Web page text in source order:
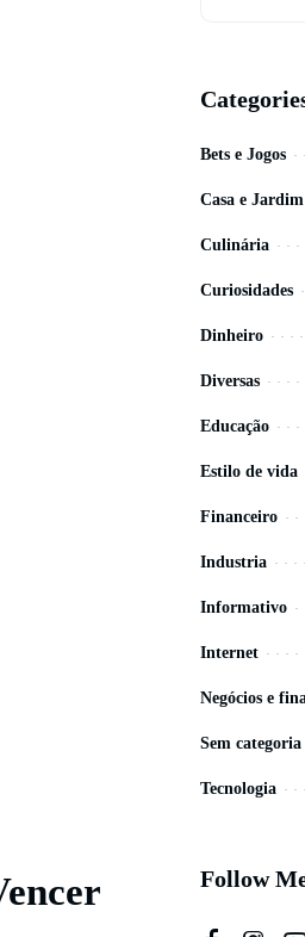
Bets e Jogos
Casa e Jardim
Culinária
Curiosidades
Dinheiro
Diversas
Educação
Estilo de vida
Financeiro
Industria
Informativo
Internet
Negócios e
Sem categoria
Tecnologia
Follow